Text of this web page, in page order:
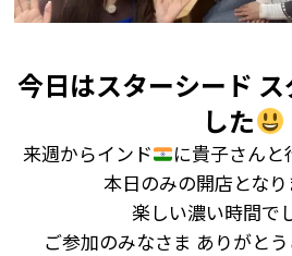
今日はスターシード ス
した
来週からインド
に貴子さん
本日のみの開店とな
楽しい濃い時間で
ご参加のみなさま ありがと